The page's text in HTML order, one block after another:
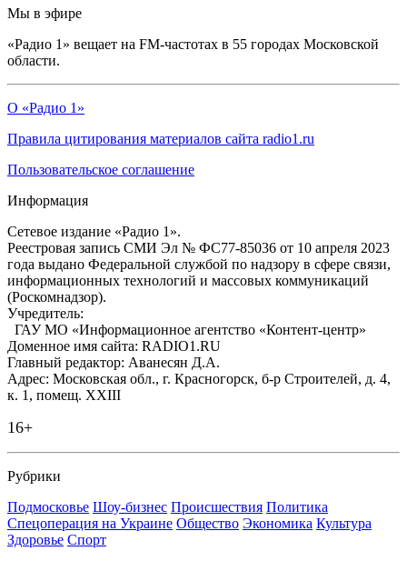
Мы в эфире
«Радио 1» вещает на FM-частотах в 55 городах Московской
области.
О «Радио 1»
Правила цитирования материалов сайта radio1.ru
Пользовательское соглашение
Информация
Сетевое издание «Радио 1».
Реестровая запись СМИ Эл № ФС77-85036 от 10 апреля 2023
года выдано Федеральной службой по надзору в сфере связи,
информационных технологий и массовых коммуникаций
(Роскомнадзор).
Учредитель:
ГАУ МО «Информационное агентство «Контент-центр»
Доменное имя сайта: RADIO1.RU
Главный редактор: Аванесян Д.А.
Адрес: Московская обл., г. Красногорск, б-р Строителей, д. 4,
к. 1, помещ. XXIII
16+
Рубрики
Подмосковье Шоу-бизнес Происшествия Политика
Спецоперация на Украине Общество Экономика Культура
Здоровье Спорт